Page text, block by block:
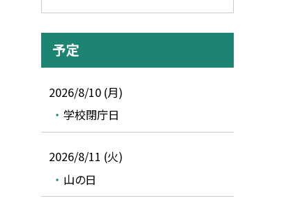
予定
2026/8/10 (月)
学校閉庁日
2026/8/11 (火)
山の日